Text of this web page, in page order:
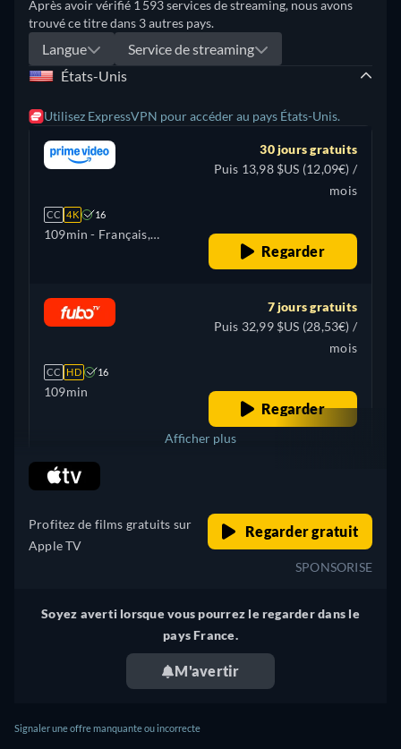
Après avoir vérifié 1 593 services de streaming, nous avons
trouvé ce titre dans 3 autres pays.
Langue
Service de streaming
États-Unis
Utilisez ExpressVPN pour accéder au pays États-Unis.
CC 4K 16
109min - Français,
Polonais, Portugais, Turc
30 jours gratuits
Puis 13,98 $US (12,09€) /
mois
Regarder
CC HD 16
109min
7 jours gratuits
Puis 32,99 $US (28,53€) /
mois
Regarder
Allemagne
Afficher plus
Profitez de films gratuits sur
Apple TV
Regarder gratuit
SPONSORISE
Soyez averti lorsque vous pourrez le regarder dans le
pays France.
M'avertir
Signaler une offre manquante ou incorrecte